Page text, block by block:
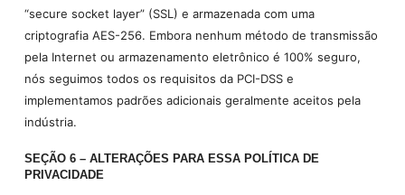
“secure socket layer” (SSL) e armazenada com uma
criptografia AES-256. Embora nenhum método de transmissão
pela Internet ou armazenamento eletrônico é 100% seguro,
nós seguimos todos os requisitos da PCI-DSS e
implementamos padrões adicionais geralmente aceitos pela
indústria.
SEÇÃO 6 – ALTERAÇÕES PARA ESSA POLÍTICA DE
PRIVACIDADE